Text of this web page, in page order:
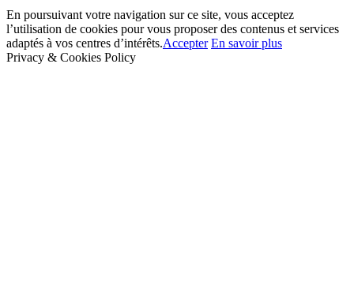
En poursuivant votre navigation sur ce site, vous acceptez
l’utilisation de cookies pour vous proposer des contenus et services
adaptés à vos centres d’intérêts.Accepter En savoir plus
Privacy & Cookies Policy